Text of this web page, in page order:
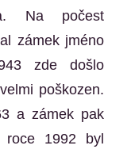
Na počest
zámek jméno
zde došlo
poškozen.
a zámek pak
roce 1992 byl